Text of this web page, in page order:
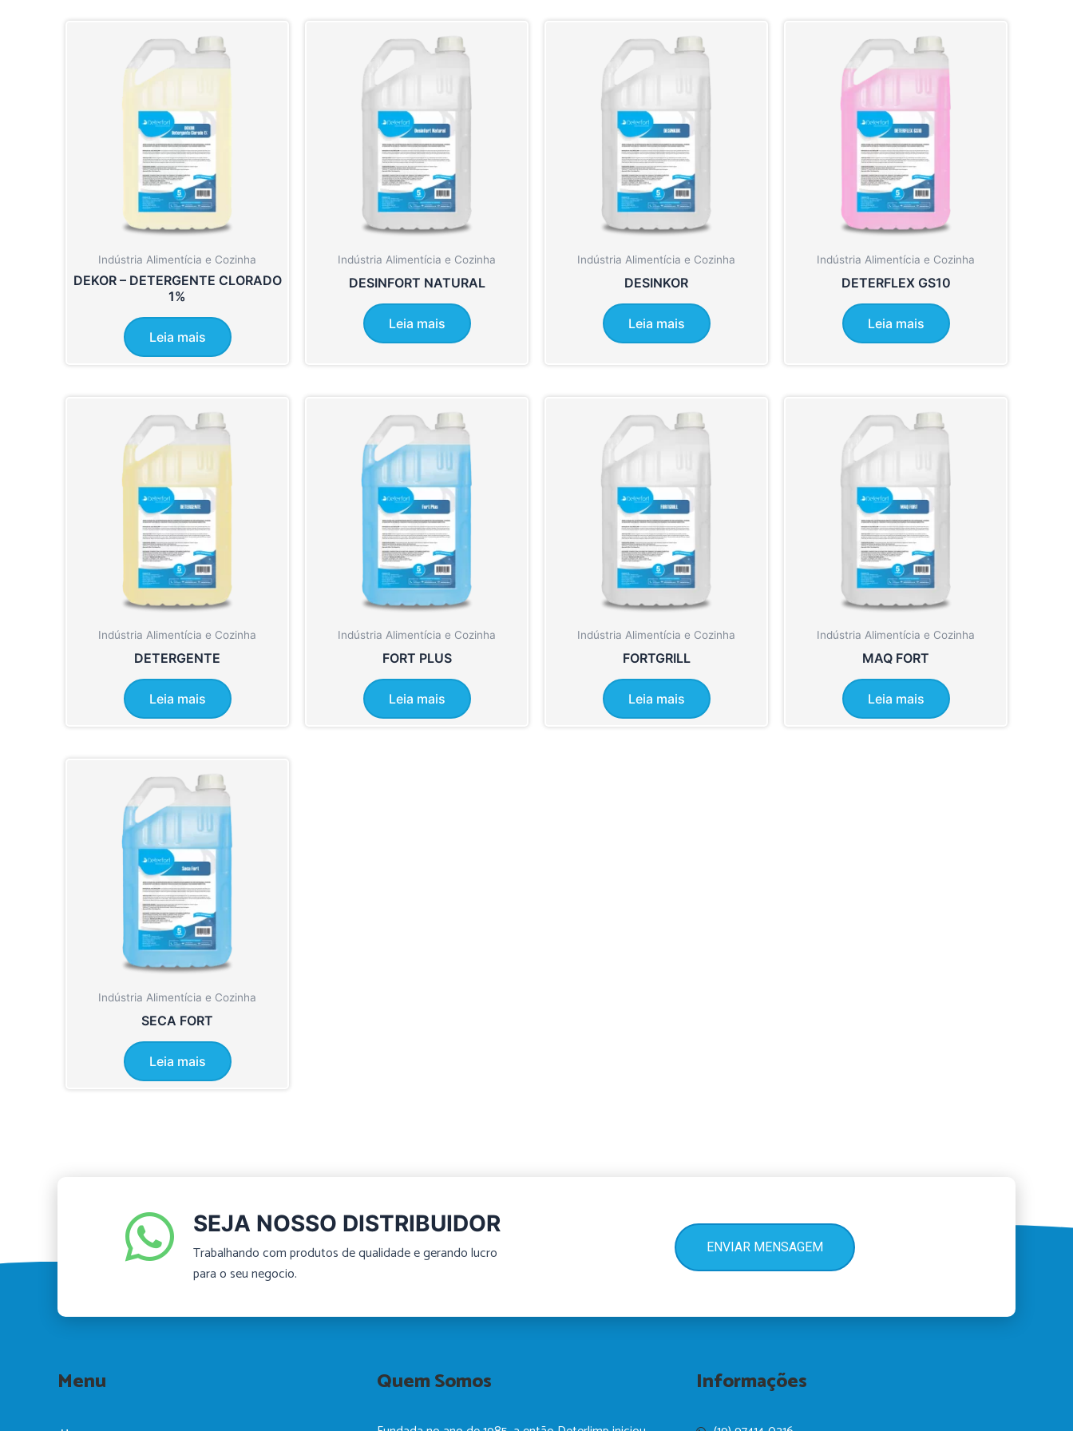
Indústria Alimentícia e Cozinha
DEKOR – DETERGENTE CLORADO
1%
Leia mais
Indústria Alimentícia e Cozinha
DESINFORT NATURAL
Leia mais
Indústria Alimentícia e Cozinha
DESINKOR
Leia mais
Indústria Alimentícia e Cozinha
DETERFLEX GS10
Leia mais
Indústria Alimentícia e Cozinha
DETERGENTE
Leia mais
Indústria Alimentícia e Cozinha
FORT PLUS
Leia mais
Indústria Alimentícia e Cozinha
FORTGRILL
Leia mais
Indústria Alimentícia e Cozinha
MAQ FORT
Leia mais
Indústria Alimentícia e Cozinha
SECA FORT
Leia mais
SEJA NOSSO DISTRIBUIDOR
Trabalhando com produtos de qualidade e gerando lucro
para o seu negocio.
ENVIAR MENSAGEM
Menu Quem Somos Informações